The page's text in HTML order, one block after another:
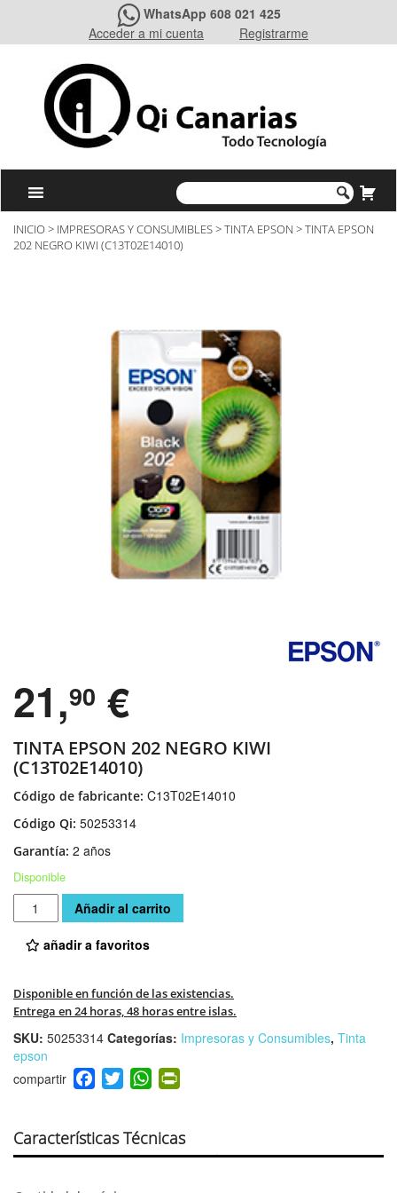
WhatsApp 608 021 425
Acceder a mi cuenta
Registrarme
INICIO > IMPRESORAS Y CONSUMIBLES>TINTA EPSON > TINTA EPSON
202 NEGRO KIWI (C13T02E14010)
21,90 €
TINTA EPSON 202 NEGRO KIWI
(C13T02E14010)
Código de fabricante: C13T02E14010
Código Qi: 50253314
Garantía: 2 años
Disponible
Cantidad Añadir al carrito
añadir a favoritos
Disponible en función de las existencias.
Entrega en 24 horas, 48 horas entre islas.
SKU: 50253314 Categorías: Impresoras y Consumibles, Tinta
epson
F
a
e
b
o
T
wi
er
W
h
s
A
ri
e
Características Técnicas